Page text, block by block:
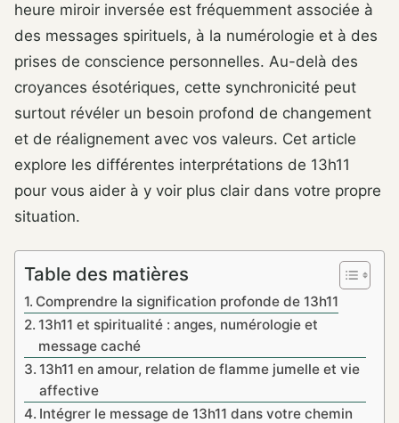
heure miroir inversée est fréquemment associée à
des messages spirituels, à la numérologie et à des
prises de conscience personnelles. Au-delà des
croyances ésotériques, cette synchronicité peut
surtout révéler un besoin profond de changement
et de réalignement avec vos valeurs. Cet article
explore les différentes interprétations de 13h11
pour vous aider à y voir plus clair dans votre propre
situation.
Table des matières
Comprendre la signification profonde de 13h11
13h11 et spiritualité : anges, numérologie et
message caché
13h11 en amour, relation de flamme jumelle et vie
affective
Intégrer le message de 13h11 dans votre chemin